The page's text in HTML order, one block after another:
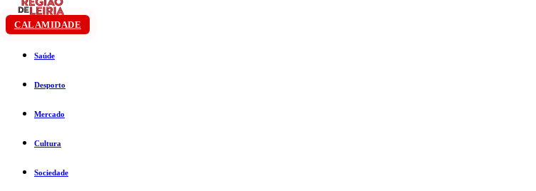
CALAMIDADE
Saúde
Desporto
Mercado
Cultura
Sociedade